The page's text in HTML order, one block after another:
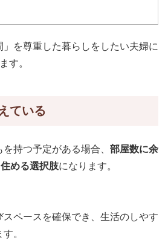
」を尊重した暮らしをしたい夫婦に
す。
ている
持つ予定がある場合、 部屋数に余
める選択肢になります。
ペースを確保でき、生活のしやす
。